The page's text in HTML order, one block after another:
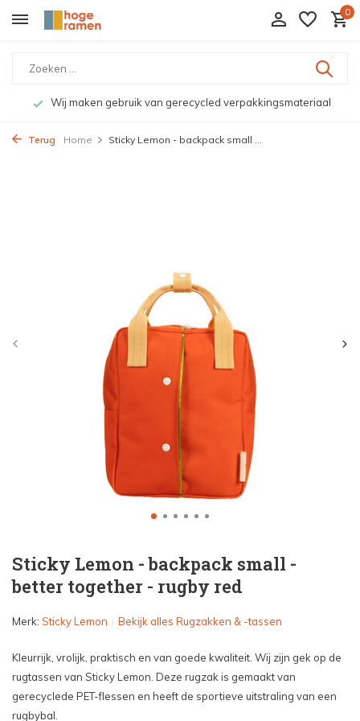
0
Wij maken gebruik van gerecycled verpakkingsmateriaal
Terug Home Sticky Lemon - backpack small ...
Sticky Lemon - backpack small -
better together - rugby red
Merk: Sticky Lemon Bekijk alles Rugzakken & -tassen
Kleurrijk, vrolijk, praktisch en van goede kwaliteit. Wij zijn gek op de
rugtassen van Sticky Lemon. Deze rugzak is gemaakt van
gerecyclede PET-flessen en heeft de sportieve uitstraling van een
rugbybal.